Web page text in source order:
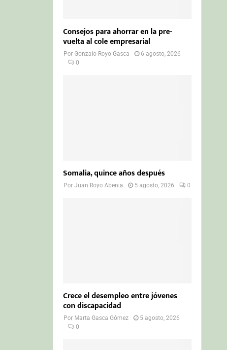
Consejos para ahorrar en la pre-
vuelta al cole empresarial
PorGonzalo Royo Gasca
6 agosto, 2026
0
Somalia, quince años después
PorJuan Royo Abenia 5 agosto, 2026 0
Crece el desempleo entre jóvenes
con discapacidad
Por Marta Gasca Gómez
5 agosto, 2026
0